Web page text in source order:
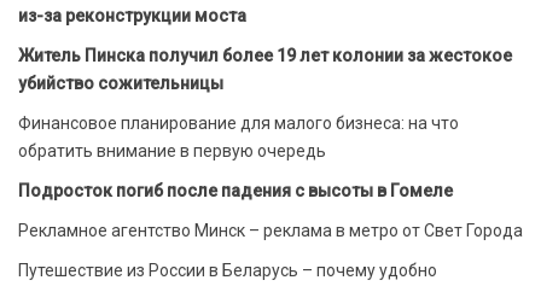
из-за реконструкции моста
Житель Пинска получил более 19 лет колонии за жестокое
убийство сожительницы
Финансовое планирование для малого бизнеса: на что
обратить внимание в первую очередь
Подросток погиб после падения с высоты в Гомеле
Рекламное агентство Минск – реклама в метро от Свет Города
Путешествие из России в Беларусь – почему удобно